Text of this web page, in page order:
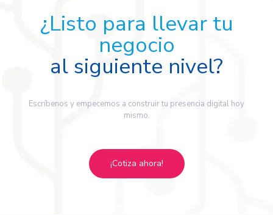
¿Listo para llevar tu
negocio
al siguiente nivel?
Escríbenos y empecemos a construir tu presencia digital hoy
mismo.
¡Cotiza ahora!